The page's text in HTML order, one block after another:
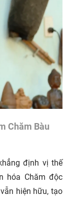
Chăm Bàu
định vị thế
hóa Chăm độc
hiện hữu, tạo